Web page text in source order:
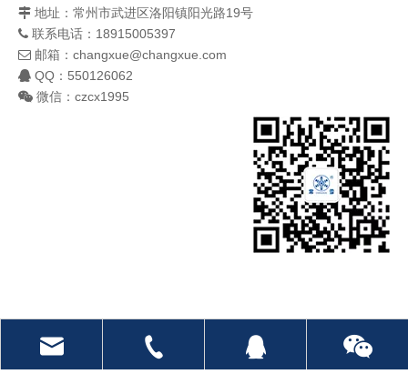
 地址：常州市武进区洛阳镇阳光路19号
 联系电话：18915005397
 邮箱： changxue@changxue.com
 QQ：550126062
 微信：czcx1995
备案证书号： 苏ICP备18007675号-1
| 版权所有 © 常州市常雪制